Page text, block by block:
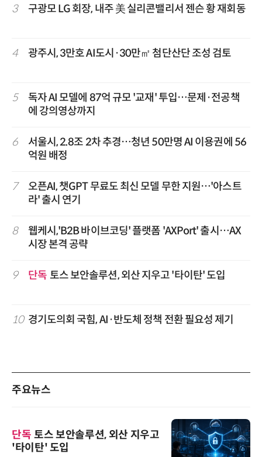
3 구광모 LG 회장, 내주 美 실리콘밸리서 젠슨 황 재회동
4 광주시, 3만호 AI도시·30만㎡ 첨단산단 조성 검토
5
독자 AI 모델에 87억 규모 '교재' 투입…문제·전공책
에 강의영상까지
6
서울시, 2.8조 2차 추경…청년 50만명 AI 이용권에 56
억원 배정
7
오픈AI, 챗GPT 무료도 최신 모델 무한 지원…'아스트
라' 출시 연기
8
웹케시,'B2B 바이브코딩' 플랫폼 'AXPort' 출시…AX
시장 본격 공략
9 단독 토스 보안솔루션, 외산 지우고 '타이탄' 도입
10 경기도의회 국힘, AI·반도체 정책 전환 필요성 제기
주요뉴스
단독 토스 보안솔루션, 외산 지우고
'타이탄' 도입